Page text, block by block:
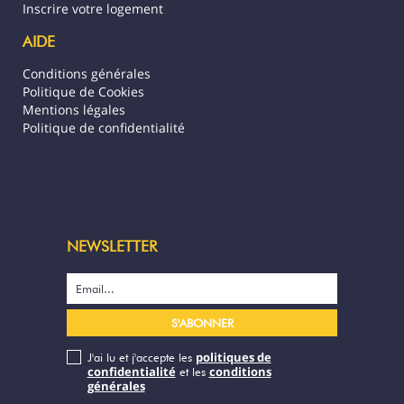
Inscrire votre logement
AIDE
Conditions générales
Politique de Cookies
Mentions légales
Politique de confidentialité
NEWSLETTER
J'ai lu et j'accepte les politiques de
confidentialitéet les conditions
générales